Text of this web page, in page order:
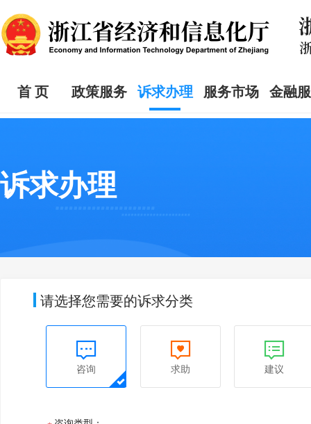
首 页 政策服务 诉求办理 服务市场 金融
诉求办理
请选择您需要的诉求分类
咨询 求助 建议